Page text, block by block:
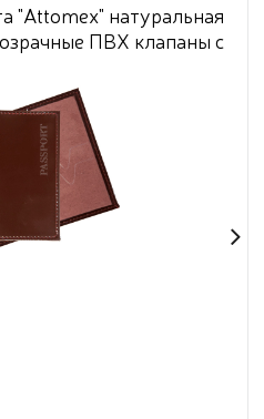
"Attomex" натуральная
ПВХ клапаны с